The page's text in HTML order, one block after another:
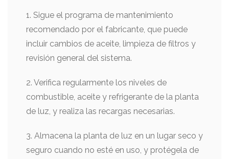
1. Sigue el programa de mantenimiento
recomendado por el fabricante, que puede
incluir cambios de aceite, limpieza de filtros y
revisión general del sistema.
2. Verifica regularmente los niveles de
combustible, aceite y refrigerante de la planta
de luz, y realiza las recargas necesarias.
3. Almacena la planta de luz en un lugar seco y
seguro cuando no esté en uso, y protégela de